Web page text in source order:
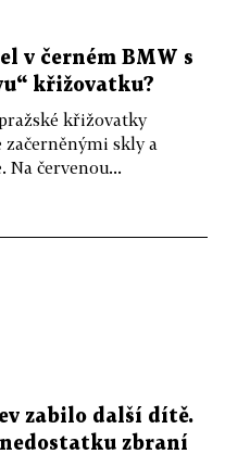
v černém BMW s
křižovatku?
křižovatky
skly a
Na červenou...
zabilo další dítě.
zbraní